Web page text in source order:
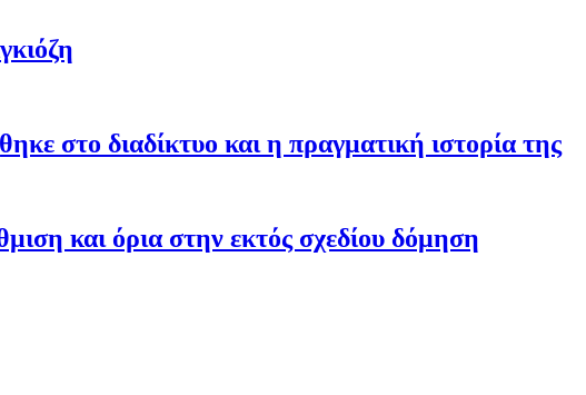
στο διαδίκτυο και η πραγματική ιστορία της
και όρια στην εκτός σχεδίου δόμηση